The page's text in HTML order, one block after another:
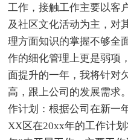
工作，接触工作主要以客
及社区文化活动为主，对
理方面知识的掌握不够全
作的细化管理上更是弱项
面提升的一年，我将针对
高，跟上公司的发展需求
作计划：根据公司在新一
XX区在20xx年的工作计